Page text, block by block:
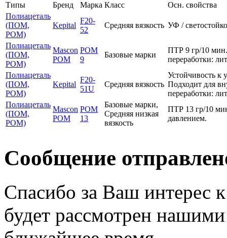
Типы Бренд Марка Класс
Осн. свойства
Полиацеталь
(ПОМ,
POM)
Kepital
F20-
52
Средняя вязкость УФ /
Полиацеталь
(ПОМ,
POM)
Mascon
POM
POM
9
Базовые марки
ПТР 9 гр/10 мин.
переработки:
Полиацеталь
(ПОМ,
POM)
Kepital
F20-
51U
Средняя вязкость
Устойчивость к
Подходит для
переработки:
Полиацеталь
(ПОМ,
POM)
Mascon
POM
POM
13
Базовые марки,
Средняя низкая
вязкость
ПТР 13 гр/10
давлением.
Сообщение
Спасибо за Ваш интерес
будет рассмотрен